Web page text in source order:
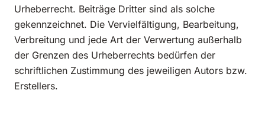
Urheberrecht. Beiträge Dritter sind als solche
gekennzeichnet. Die Vervielfältigung, Bearbeitung,
Verbreitung und jede Art der Verwertung außerhalb
der Grenzen des Urheberrechts bedürfen der
schriftlichen Zustimmung des jeweiligen Autors bzw.
Erstellers.